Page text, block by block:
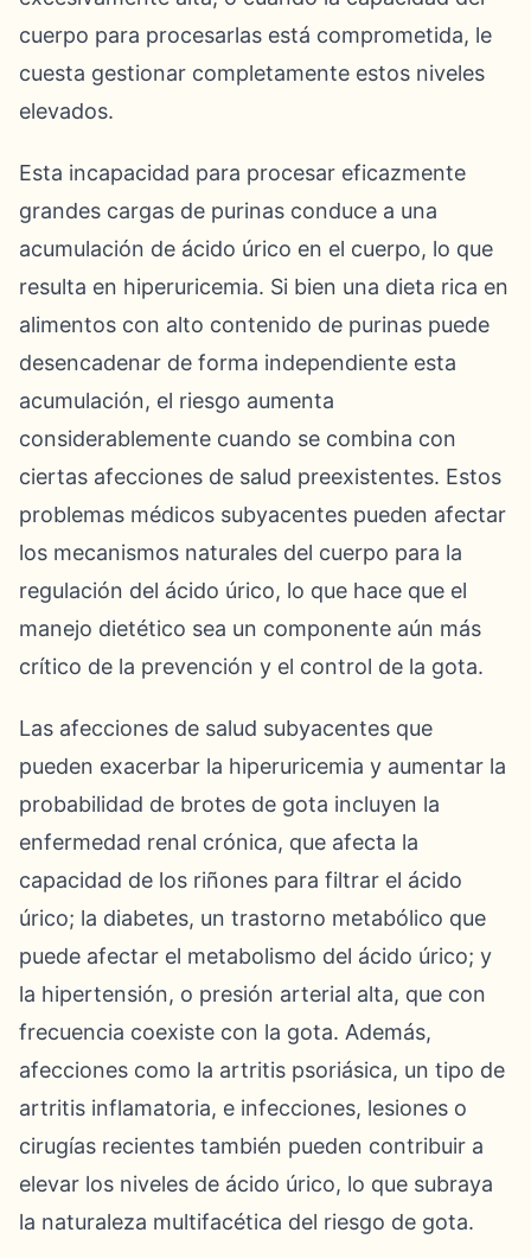
cuerpo para procesarlas está comprometida, le
cuesta gestionar completamente estos niveles
elevados.
Esta incapacidad para procesar eficazmente
grandes cargas de purinas conduce a una
acumulación de ácido úrico en el cuerpo, lo que
resulta en hiperuricemia. Si bien una dieta rica en
alimentos con alto contenido de purinas puede
desencadenar de forma independiente esta
acumulación, el riesgo aumenta
considerablemente cuando se combina con
ciertas afecciones de salud preexistentes. Estos
problemas médicos subyacentes pueden afectar
los mecanismos naturales del cuerpo para la
regulación del ácido úrico, lo que hace que el
manejo dietético sea un componente aún más
crítico de la prevención y el control de la gota.
Las afecciones de salud subyacentes que
pueden exacerbar la hiperuricemia y aumentar la
probabilidad de brotes de gota incluyen la
enfermedad renal crónica, que afecta la
capacidad de los riñones para filtrar el ácido
úrico; la diabetes, un trastorno metabólico que
puede afectar el metabolismo del ácido úrico; y
la hipertensión, o presión arterial alta, que con
frecuencia coexiste con la gota. Además,
afecciones como la artritis psoriásica, un tipo de
artritis inflamatoria, e infecciones, lesiones o
cirugías recientes también pueden contribuir a
elevar los niveles de ácido úrico, lo que subraya
la naturaleza multifacética del riesgo de gota.